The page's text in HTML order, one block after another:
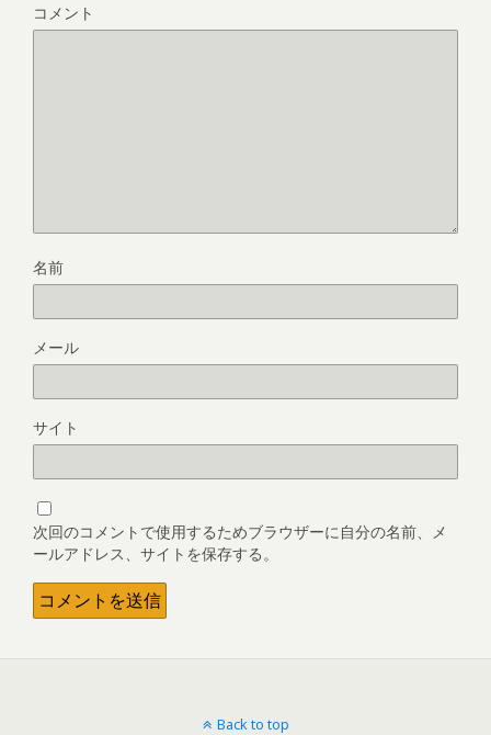
コメント
名前
メール
サイト
次回のコメントで使用するためブラウザーに自分の名前、メ
ールアドレス、サイトを保存する。
Back to top